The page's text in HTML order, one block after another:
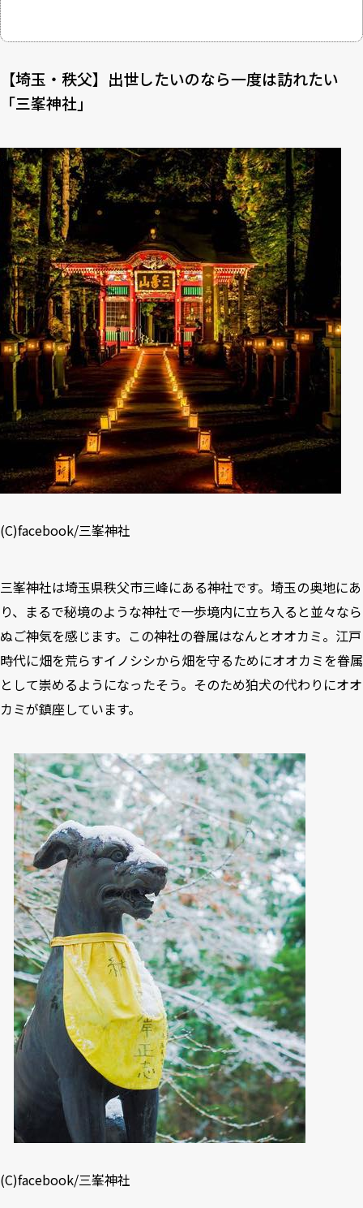
【埼玉・秩父】出世したいのなら一度は訪れたい
「三峯神社」
(C)facebook/三峯神社
三峯神社は埼玉県秩父市三峰にある神社です。埼玉の奥地にあ
り、まるで秘境のような神社で一歩境内に立ち入ると並々なら
ぬご神気を感じます。この神社の眷属はなんとオオカミ。江戸
時代に畑を荒らすイノシシから畑を守るためにオオカミを眷属
として崇めるようになったそう。そのため狛犬の代わりにオオ
カミが鎮座しています。
(C)facebook/三峯神社